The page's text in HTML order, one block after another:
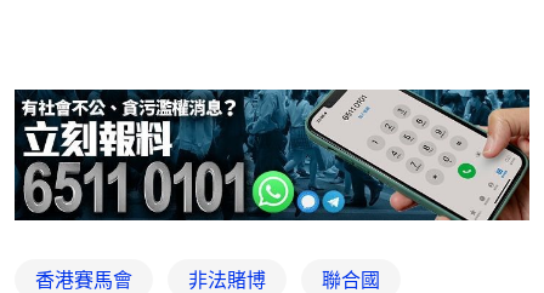
香港賽馬會 非法賭博 聯合國